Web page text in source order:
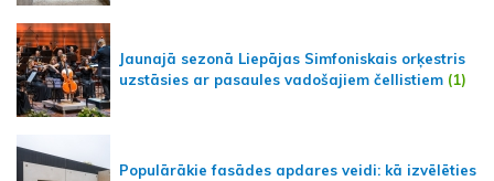
Jaunajā sezonā Liepājas Simfoniskais orķestris
uzstāsies ar pasaules vadošajiem čellistiem (1)
Populārākie fasādes apdares veidi: kā izvēlēties